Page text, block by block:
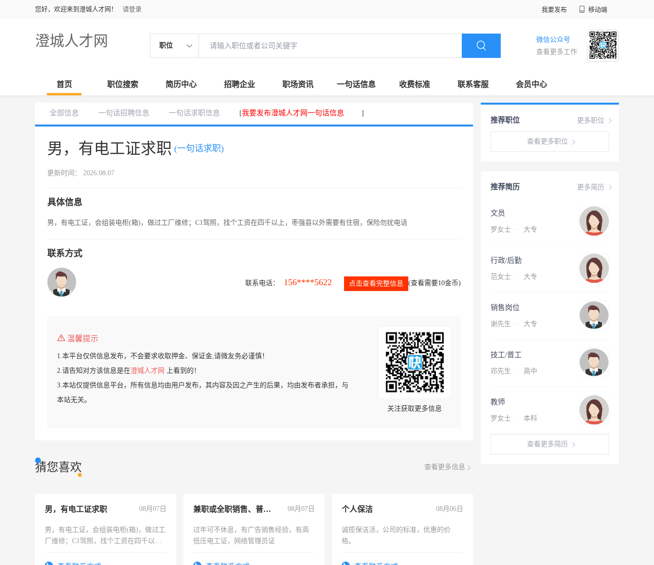
您好，欢迎来到澄城人才网！ 请登录 我要发布 移动端
澄城人才网 职位
微信公众号
查看更多工作
首页 职位搜索 简历中心 招聘企业 职场资讯 一句话信息 收费标准 联系客服 会员中心
全部信息 一句话招聘信息 一句话求职信息 [我要发布澄城人才网一句话信息 ]
男，有电工证求职 (一句话求职)
更新时间： 2026.08.07
具体信息
男，有电工证，会组装电柜(箱)，做过工厂维修；C1驾照，找个工资在四千以上，枣强县以外需要有住宿，保险勿扰电话
联系方式
联系电话： 156****5622 点击查看完整信息 (查看需要10金币)
温馨提示
1.本平台仅供信息发布，不会要求收取押金、保证金,请微友务必谨慎！
2.请告知对方该信息是在澄城人才网
上看到的！
3.本站仅提供信息平台，所有信息均由用户发布，其内容及因之产生的后果，均由发布者承担，与
本站无关。
关注获取更多信息
猜您喜欢 查看更多信息
男，有电工证求职 08月07日
男，有电工证，会组装电柜(箱)，做过工
厂维修；C1驾照，找个工资在四千以
电话
兼职或全职销售、普工、维修 08月07日
过年可不休息，有广告销售经验，有高
低压电工证，网络管理员证
个人保洁 08月06日
诚揽保洁活，公司的标准，优惠的价
格。
更多职位
推荐职位
查看更多职位
更多简历
推荐简历
文员
罗女士 · 大专
行政/后勤
范女士 · 大专
销售岗位
谢先生 · 大专
技工/普工
邓先生 · 高中
教师
罗女士 · 本科
查看更多简历